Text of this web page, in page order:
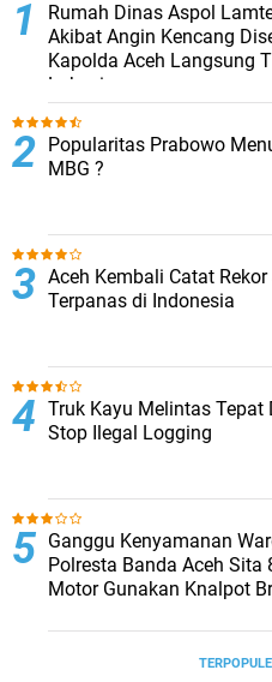
Rumah Dinas Aspol
Akibat Angin Kencang
Kapolda Aceh Langsung
Lokasi
Popularitas Prabowo
MBG ?
Aceh Kembali Catat Rekor
Terpanas di Indonesia
Truk Kayu Melintas Tepat
Stop Ilegal Logging
Ganggu Kenyamanan
Polresta Banda Aceh Sita
Motor Gunakan Knalpot